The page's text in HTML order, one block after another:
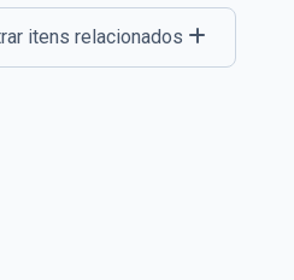
itens relacionados